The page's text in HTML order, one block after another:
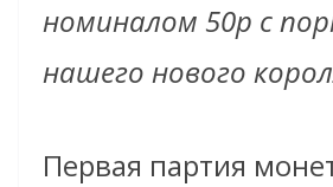
номиналом 50p с
нашего нового
Первая партия